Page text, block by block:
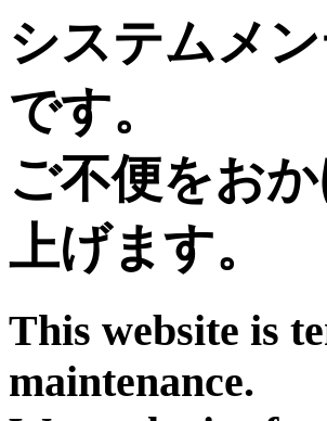
システムメ
です。
ご不便をお
上げます。
This website is
maintenance.